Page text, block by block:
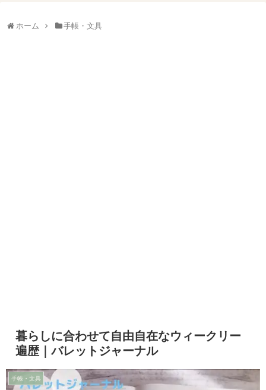
ホーム 手帳・文具
暮らしに合わせて自由自在なウィークリー
遍歴｜バレットジャーナル
手帳・文具